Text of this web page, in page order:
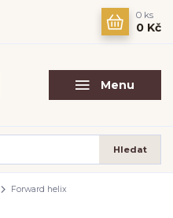
Menu
Hledat
0 ks
0 Kč
Forward helix